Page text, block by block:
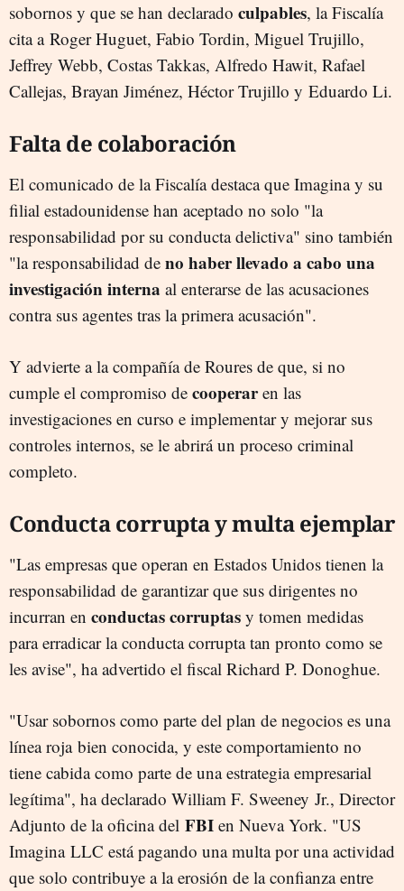
sobornos y que se han declarado culpables, la Fiscalía
cita a Roger Huguet, Fabio Tordin, Miguel Trujillo,
Jeffrey Webb, Costas Takkas, Alfredo Hawit, Rafael
Callejas, Brayan Jiménez, Héctor Trujillo y Eduardo Li.
Falta de colaboración
El comunicado de la Fiscalía destaca que Imagina y su
filial estadounidense han aceptado no solo "la
responsabilidad por su conducta delictiva" sino también
"la responsabilidad de no haber llevado a cabo una
investigación interna al enterarse de las acusaciones
contra sus agentes tras la primera acusación".
Y advierte a la compañía de Roures de que, si no
cumple el compromiso de cooperaren las
investigaciones en curso e implementar y mejorar sus
controles internos, se le abrirá un proceso criminal
completo.
Conducta corrupta y multa ejemplar
"Las empresas que operan en Estados Unidos tienen la
responsabilidad de garantizar que sus dirigentes no
incurran en conductas corruptas y tomen medidas
para erradicar la conducta corrupta tan pronto como se
les avise", ha advertido el fiscal Richard P. Donoghue.
"Usar sobornos como parte del plan de negocios es una
línea roja bien conocida, y este comportamiento no
tiene cabida como parte de una estrategia empresarial
legítima", ha declarado William F. Sweeney Jr., Director
Adjunto de la oficina del FBI en Nueva York. "US
Imagina LLC está pagando una multa por una actividad
que solo contribuye a la erosión de la confianza entre